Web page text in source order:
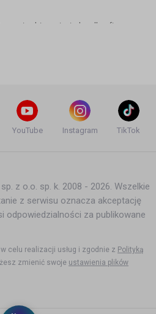
zbiera pieniądze dla ofiar
nam pomaga dlatego
się bezpieczni - Katarzyna
zmiany, zmiany w Norwegii -
DNIA
instruktażowe
- dr Barrie Trower w rozmowie
YouTube Instagram TikTok
z o.o. sp. k. 2008 - 2026. Wszelkie
z serwisu oznacza akceptację
odpowiedzialności za publikowane
celu realizacji usług i zgodnie z Polityką
zmienić swoje ustawienia plików